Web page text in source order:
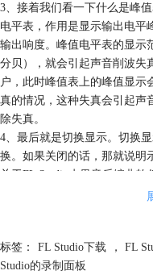
3、接着我们看一下什么是峰
电平表，作用是显示输出电平
输出响度。峰值电平表的显示
分贝），就会引起声音削波失
户，此时峰值表上的峰值显
真的情况，这种失真会引起声
除失真。
4、最后就是切换显示。切换
换。如果关闭的话，那就说明
关于FL Studio水果音乐编曲软
可到FL
标签： FL Studio下载 ， FL
Studio的录制面板